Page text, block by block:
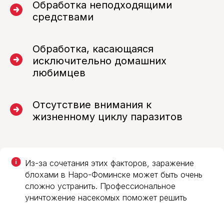
Обработка неподходящими
средствами
Обработка, касающаяся
исключительно домашних
любимцев
Отсутствие внимания к
жизненному циклу паразитов
Из-за сочетания этих факторов, заражение
блохами в Наро-Фоминске может быть очень
сложно устранить. Профессиональное
уничтожение насекомых поможет решить